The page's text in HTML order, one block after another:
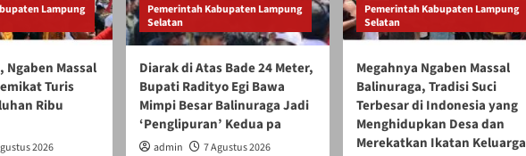
Lampung
Ngaben Massal
Turis
Ribu
2026
Pemerintah Kabupaten Lampung
Selatan
Diarak di Atas Bade 24 Meter,
Bupati Radityo Egi Bawa
Mimpi Besar Balinuraga Jadi
‘Penglipuran’ Kedua pa
admin 7 Agustus 2026
Pemerintah Kabupaten Lampung
Selatan
Megahnya Ngaben Massal
Balinuraga, Tradisi Suci
Terbesar di Indonesia yang
Menghidupkan Desa dan
Merekatkan Ikatan Keluarga